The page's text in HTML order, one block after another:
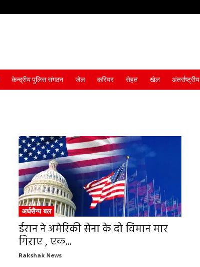
केन्द्रीय पुलिस संगठन जेल करियर सेहत खेल अंतर्राष्ट्रीय
अर्धसैन्य बल
ईरान ने अमेरिकी सेना के दो विमान मार
गिराए , एक...
Rakshak News